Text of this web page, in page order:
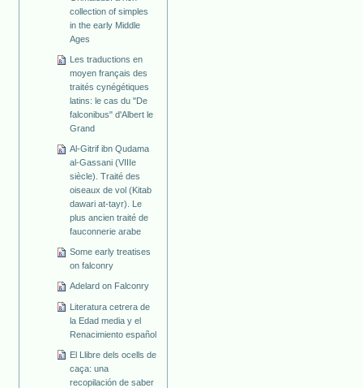
collection of simples
in the early Middle
Ages
Les traductions en
moyen français des
traités cynégétiques
latins: le cas du "De
falconibus" d'Albert le
Grand
Al-Gitrif ibn Qudama
al-Gassani (VIIIe
siècle). Traité des
oiseaux de vol (Kitab
dawari at-tayr). Le
plus ancien traité de
fauconnerie arabe
Some early treatises
on falconry
Adelard on Falconry
Literatura cetrera de
la Edad media y el
Renacimiento español
El Llibre dels ocells de
caça: una
recopilación de saber